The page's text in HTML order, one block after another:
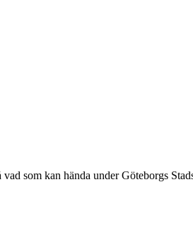
som kan hända under Göteborgs